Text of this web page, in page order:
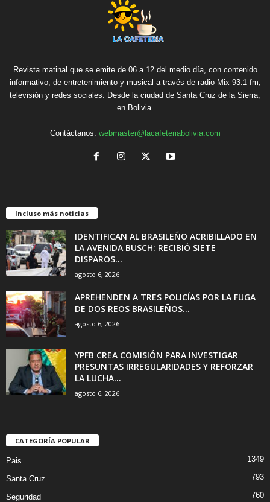
Revista matinal que se emite de 06 a 12 del medio día, con contenido
informativo, de entretenimiento y musical a través de radio Mix 93.1 fm,
televisión y redes sociales. Desde la ciudad de Santa Cruz de la Sierra,
en Bolivia.
Contáctanos: webmaster@lacafeteriabolivia.com
Incluso más noticias
IDENTIFICAN AL BRASILEÑO ACRIBILLADO EN
LA AVENIDA BUSCH: RECIBIÓ SIETE
DISPAROS...
agosto 6, 2026
APREHENDEN A TRES POLICÍAS POR LA FUGA
DE DOS REOS BRASILEÑOS...
agosto 6, 2026
YPFB CREA COMISIÓN PARA INVESTIGAR
PRESUNTAS IRREGULARIDADES Y REFORZAR
LA LUCHA...
agosto 6, 2026
CATEGORÍA POPULAR
Pais 1349
Santa Cruz 793
Seguridad 760